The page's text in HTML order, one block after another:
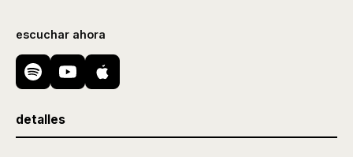
detalles
escuchar ahora